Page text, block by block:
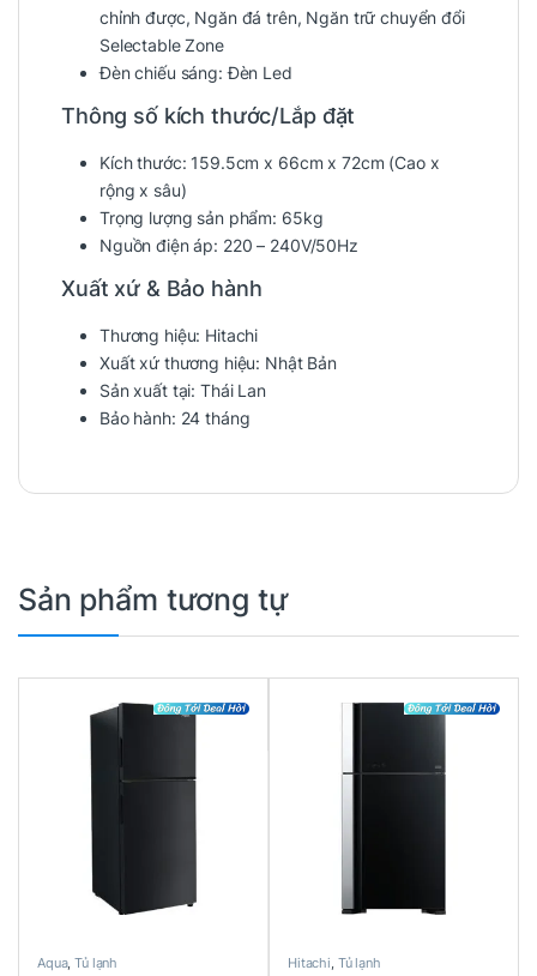
chỉnh được, Ngăn đá trên, Ngăn trữ chuyển đổi
Selectable Zone
Đèn chiếu sáng:Đèn Led
Thông số kích thước/Lắp đặt
Kích thước: 159.5cm x 66cm x 72cm (Cao x
rộng x sâu)
Trọng lượng sản phẩm: 65kg
Nguồn điện áp: 220 – 240V/50Hz
Xuất xứ & Bảo hành
Thương hiệu: Hitachi
Xuất xứ thương hiệu: Nhật Bản
Sản xuất tại:Thái Lan
Bảo hành: 24 tháng
Sản phẩm tương tự
Aqua,Tủ lạnh Hitachi, Tủ lạnh